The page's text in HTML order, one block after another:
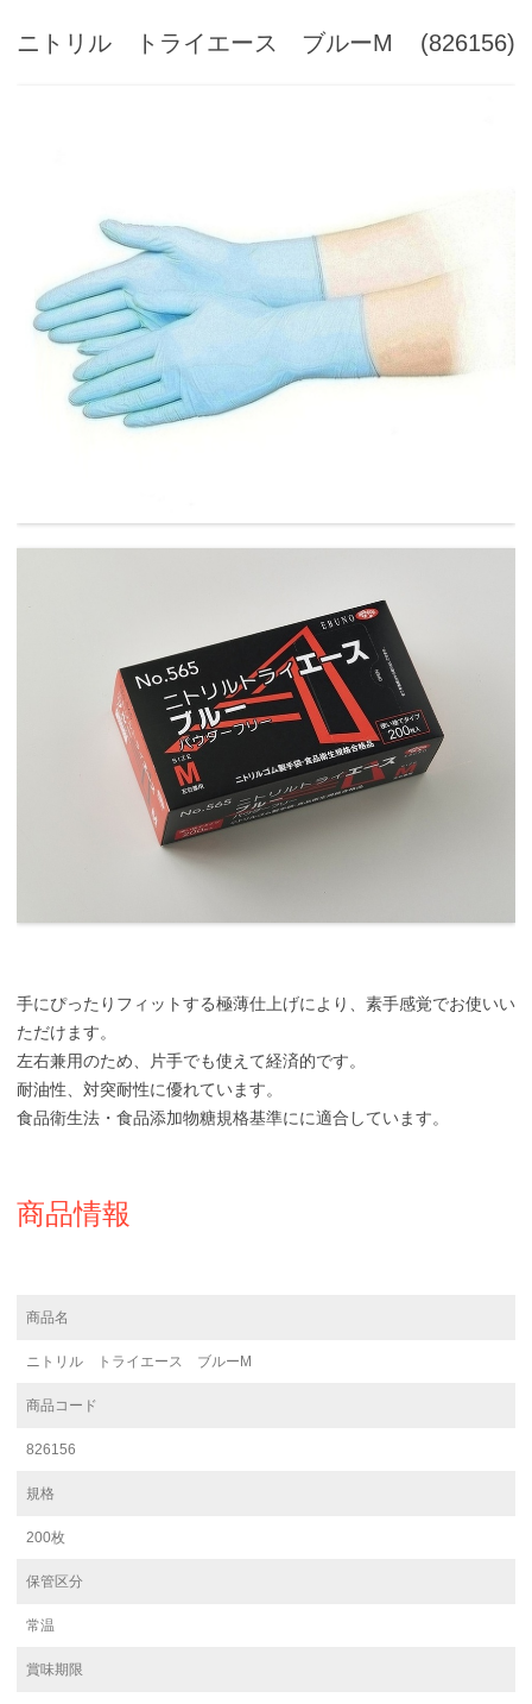
ニトリル トライエース ブルーM (826156)
手にぴったりフィットする極薄仕上げにより、素手感覚でお使いい
ただけます。
左右兼用のため、片手でも使えて経済的です。
耐油性、対突耐性に優れています。
食品衛生法・食品添加物糖規格基準にに適合しています。
商品情報
商品名
ニトリル トライエース ブルーM
商品コード
826156
規格
200枚
保管区分
常温
賞味期限